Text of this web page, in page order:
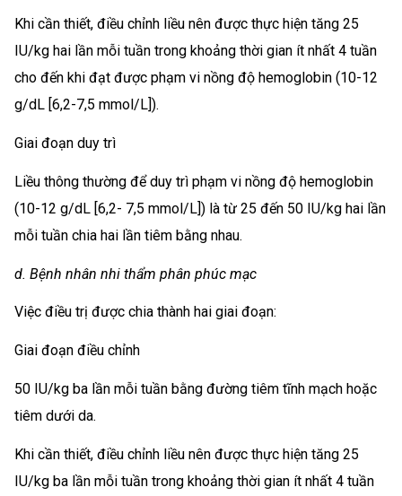
Khi cần thiết, điều chỉnh liều nên được thực hiện tăng 25
IU/kg hai lần mỗi tuần trong khoảng thời gian ít nhất 4 tuần
cho đến khi đạt được phạm vi nồng độ hemoglobin (10-12
g/dL [6,2-7,5 mmol/L]).
Giai đoạn duy trì
Liều thông thường để duy trì phạm vi nồng độ hemoglobin
(10-12 g/dL [6,2- 7,5 mmol/L]) là từ 25 đến 50 IU/kg hai lần
mỗi tuần chia hai lần tiêm bằng nhau.
d. Bệnh nhân nhi thẩm phân phúc mạc
Việc điều trị được chia thành hai giai đoạn:
Giai đoạn điều chỉnh
50 IU/kg ba lần mỗi tuần bằng đường tiêm tĩnh mạch hoặc
tiêm dưới da.
Khi cần thiết, điều chỉnh liều nên được thực hiện tăng 25
IU/kg ba lần mỗi tuần trong khoảng thời gian ít nhất 4 tuần